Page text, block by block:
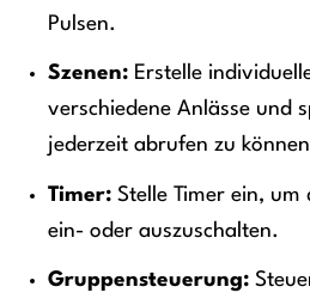
Pulsen.
Szenen:Erstelle
verschiedene Anlässe und
jederzeit abrufen zu
Timer:Stelle Timer ein, um
ein- oder auszuschalten.
Gruppensteuerung: